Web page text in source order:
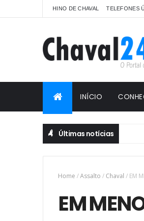
HINO DE CHAVAL TELEFONES
INÍCIO
Últimas notícias
Home /Assalto / Chaval / EM
EM